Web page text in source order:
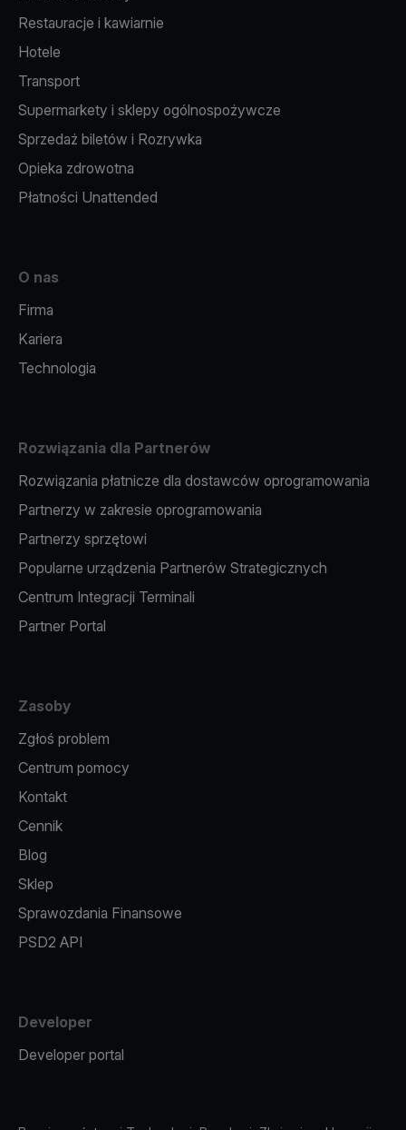
Restauracje i kawiarnie
Hotele
Transport
Supermarkety i sklepy ogólnospożywcze
Sprzedaż biletów i Rozrywka
Opieka zdrowotna
Płatności Unattended
O nas
Firma
Kariera
Technologia
Rozwiązania dla Partnerów
Rozwiązania płatnicze dla dostawców oprogramowania
Partnerzy w zakresie oprogramowania
Partnerzy sprzętowi
Popularne urządzenia Partnerów Strategicznych
Centrum Integracji Terminali
Partner Portal
Zasoby
Zgłoś problem
Centrum pomocy
Kontakt
Cennik
Blog
Sklep
Sprawozdania Finansowe
PSD2 API
Developer
Developer portal